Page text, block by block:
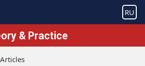
RU
& Practice
Articles